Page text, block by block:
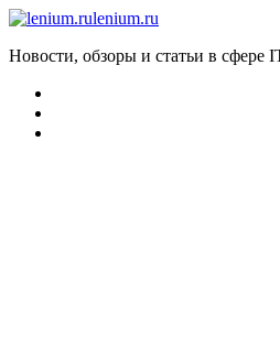
lenium.ru
Новости, обзоры и статьи в сфере